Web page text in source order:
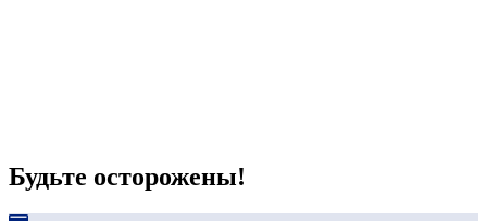
Будьте осторожены!